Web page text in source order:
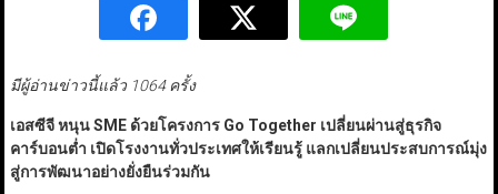
มีผู้อ่านข่าวนี้แล้ว 1064 ครั้ง
เอสซีจี หนุน SME ด้วยโครงการ Go Together เปลี่ยนผ่านสู่ธุรกิจ
คาร์บอนต่ำ เปิดโรงงานทั่วประเทศให้เรียนรู้ แลกเปลี่ยนประสบการณ์มุ่ง
สู่การพัฒนาอย่างยั่งยืนร่วมกัน